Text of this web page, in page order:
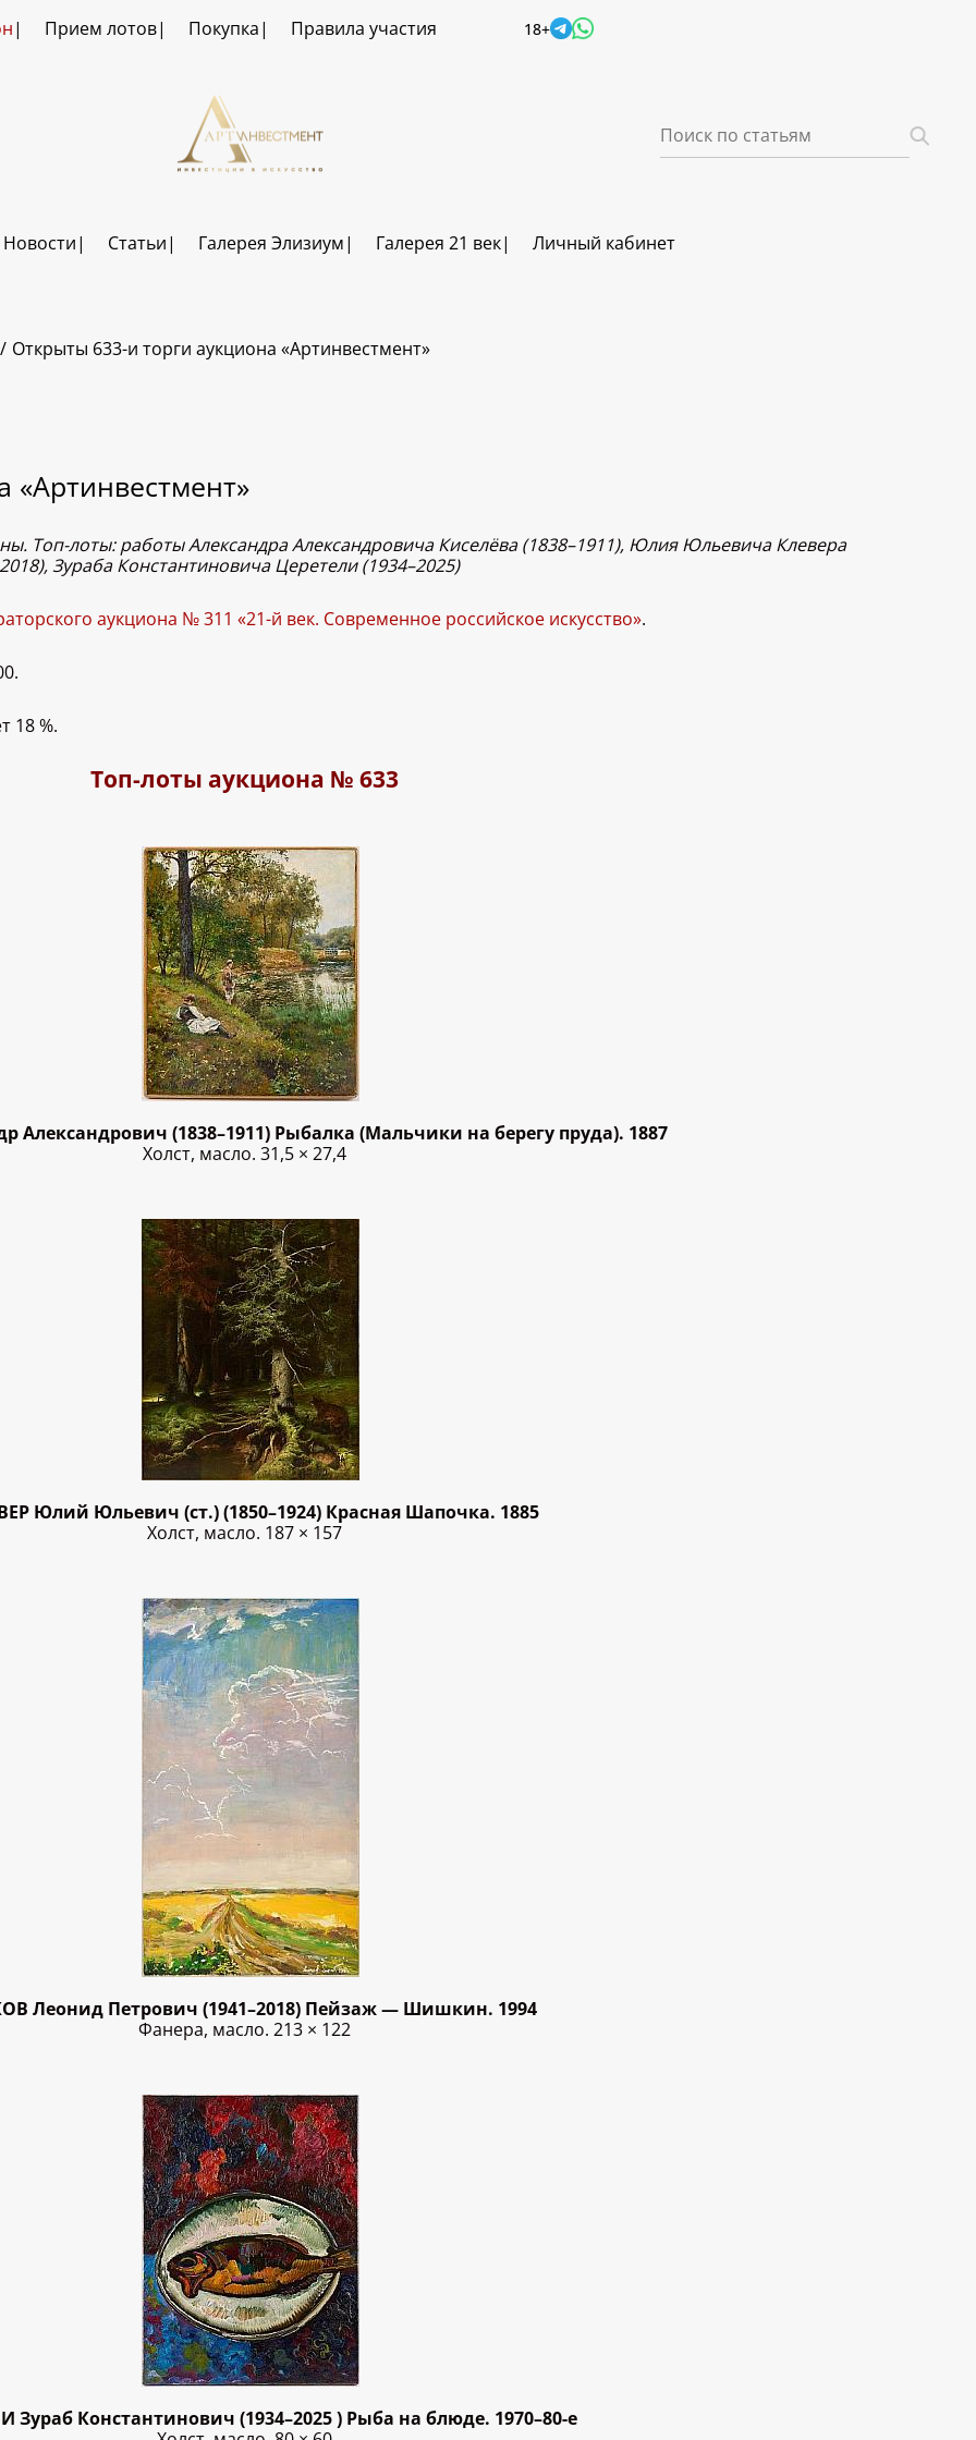
Прием лотов Покупка Правила участия 18+
Новости Статьи Галерея Элизиум Галерея 21 век Личный кабинет
Открыты 633-и торги аукциона «Артинвестмент»
«Артинвестмент»
Топ-лоты: работы Александра Александровича Киселёва (1838–1911), Юлия Юльевича Клевера
Зураба Константиновича Церетели (1934–2025)
аукциона № 311 «21-й век. Современное российское искусство».
18 %.
Топ-лоты аукциона № 633
Александрович (1838–1911) Рыбалка (Мальчики на берегу пруда). 1887
Холст, масло. 31,5 × 27,4
Юлий Юльевич (ст.) (1850–1924) Красная Шапочка. 1885
Холст, масло. 187 × 157
Леонид Петрович (1941–2018) Пейзаж — Шишкин. 1994
Фанера, масло. 213 × 122
Зураб Константинович (1934–2025 ) Рыба на блюде. 1970–80-е